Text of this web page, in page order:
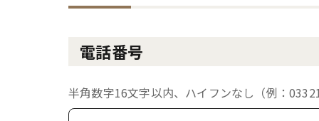
電話番号
半角数字16文字以内、ハイフンなし（例：